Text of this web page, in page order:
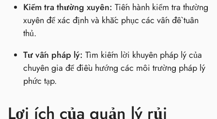
Kiểm tra thường xuyên: Tiến hành kiểm tra thường
xuyên để xác định và khắc phục các vấn đề tuân
thủ.
Tư vấn pháp lý: Tìm kiếm lời khuyên pháp lý của
chuyên gia để điều hướng các môi trường pháp lý
phức tạp.
Lợi ích của quản lý rủi